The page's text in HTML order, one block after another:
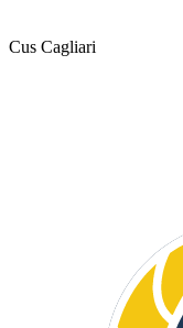
Cus Cagliari